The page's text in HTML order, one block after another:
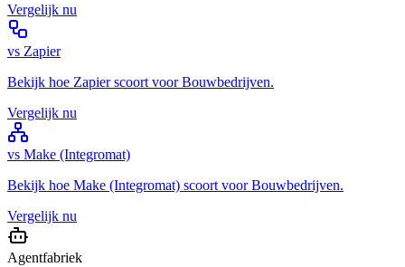
Vergelijk nu
vs Zapier
Bekijk hoe Zapierscoort voorBouwbedrijven.
Vergelijk nu
vs Make (Integromat)
Bekijk hoe Make (Integromat) scoort voorBouwbedrijven.
Vergelijk nu
Agentfabriek